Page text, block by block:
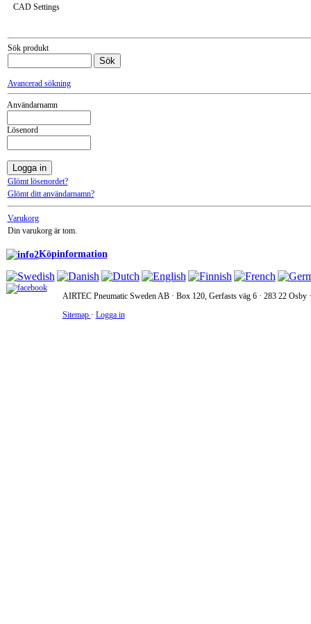
CAD Settings
Sök produkt
Avancerad sökning
Användarnamn
Lösenord
Glömt lösenordet?
Glömt ditt användarnamn?
Varukorg
Din varukorg är tom.
Köpinformation
AIRTEC Pneumatic Sweden AB · Box 120, Gerfasts väg 6 · 283 22
Sitemap · Logga in